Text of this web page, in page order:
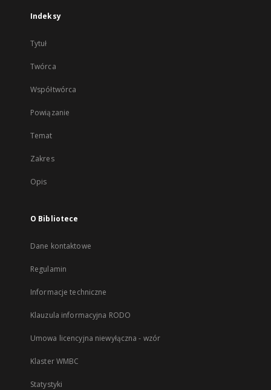
Indeksy
Tytuł
Twórca
Współtwórca
Powiązanie
Temat
Zakres
Opis
O Bibliotece
Dane kontaktowe
Regulamin
Informacje techniczne
Klauzula informacyjna RODO
Umowa licencyjna niewyłączna - wzór
Klaster WMBC
Statystyki